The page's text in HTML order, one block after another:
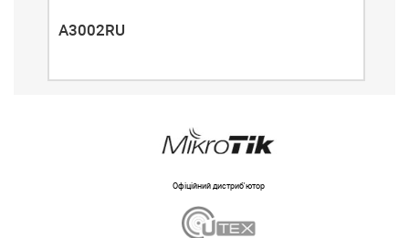
A3002RU
Офіційний дистриб'ютор